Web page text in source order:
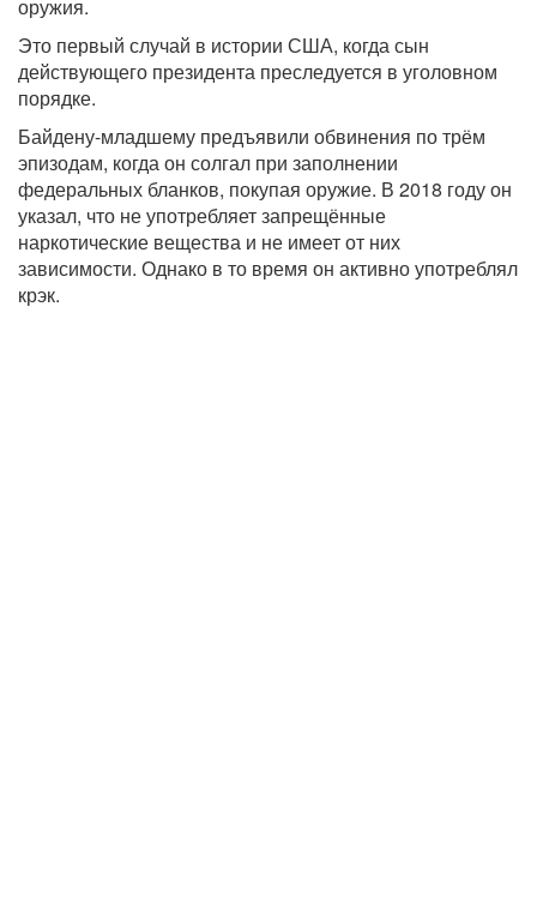
оружия.
Это первый случай в истории США, когда сын
действующего президента преследуется в уголовном
порядке.
Байдену-младшему предъявили обвинения по трём
эпизодам, когда он солгал при заполнении
федеральных бланков, покупая оружие. В 2018 году он
указал, что не употребляет запрещённые
наркотические вещества и не имеет от них
зависимости. Однако в то время он активно употреблял
крэк.